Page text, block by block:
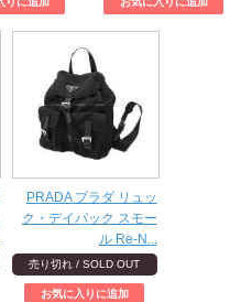
PRADA プラダ リュッ
ク・デイパック スモー
ル Re-N...
売り切れ / SOLD OUT